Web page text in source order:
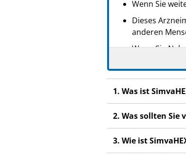
Wenn Sie
Dieses
anderen
Wenn Sie
1. Was ist
2. Was sollten Sie
3. Wie ist